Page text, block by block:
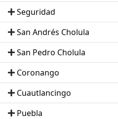
Seguridad
San Andrés Cholula
San Pedro Cholula
Coronango
Cuautlancingo
Puebla